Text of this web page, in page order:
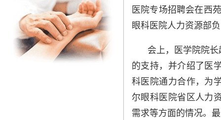
医院专场招聘会在西
眼科医院人力资源部
会上，医学院院
的支持，并介绍了医
科医院通力合作，为
尔眼科医院省区人力
需求等方面的情况。